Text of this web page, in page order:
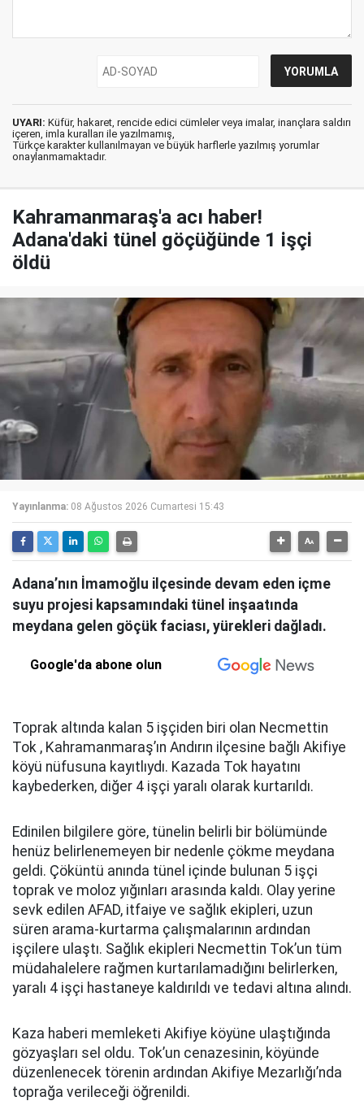
UYARI: Küfür, hakaret, rencide edici cümleler veya imalar, inançlara saldırı
içeren, imla kuralları ile yazılmamış,
Türkçe karakter kullanılmayan ve büyük harflerle yazılmış yorumlar
onaylanmamaktadır.
Kahramanmaraş'a acı haber!
Adana'daki tünel göçüğünde 1 işçi
öldü
Yayınlanma: 08 Ağustos 2026 Cumartesi 15:43
Adana’nın İmamoğlu ilçesinde devam eden içme
suyu projesi kapsamındaki tünel inşaatında
meydana gelen göçük faciası, yürekleri dağladı.
Google'da abone olun
Toprak altında kalan 5 işçiden biri olan Necmettin
Tok , Kahramanmaraş’ın Andırın ilçesine bağlı Akifiye
köyü nüfusuna kayıtlıydı. Kazada Tok hayatını
kaybederken, diğer 4 işçi yaralı olarak kurtarıldı.
Edinilen bilgilere göre, tünelin belirli bir bölümünde
henüz belirlenemeyen bir nedenle çökme meydana
geldi. Çöküntü anında tünel içinde bulunan 5 işçi
toprak ve moloz yığınları arasında kaldı. Olay yerine
sevk edilen AFAD, itfaiye ve sağlık ekipleri, uzun
süren arama-kurtarma çalışmalarının ardından
işçilere ulaştı. Sağlık ekipleri Necmettin Tok’un tüm
müdahalelere rağmen kurtarılamadığını belirlerken,
yaralı 4 işçi hastaneye kaldırıldı ve tedavi altına alındı.
Kaza haberi memleketi Akifiye köyüne ulaştığında
gözyaşları sel oldu. Tok’un cenazesinin, köyünde
düzenlenecek törenin ardından Akifiye Mezarlığı’nda
toprağa verileceği öğrenildi.